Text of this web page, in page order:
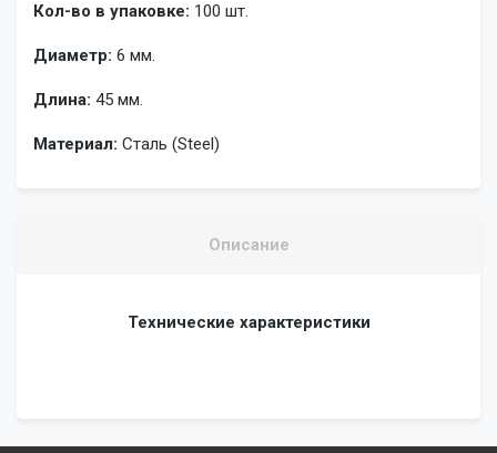
Кол-во в упаковке: 100 шт.
Диаметр: 6 мм.
Длина: 45 мм.
Материал: Сталь (Steel)
Описание
Технические характеристики